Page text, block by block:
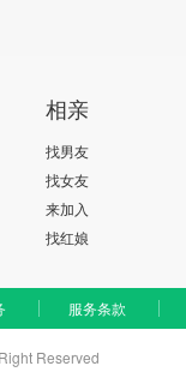
相亲
找男友
找女友
来加入
找红娘
服务条款
Reserved